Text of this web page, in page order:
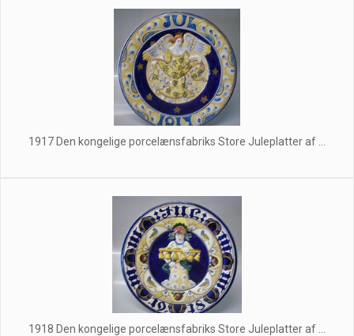
1917 Den kongelige porcelænsfabriks Store Juleplatter af ...
1918 Den kongelige porcelænsfabriks Store Juleplatter af ...